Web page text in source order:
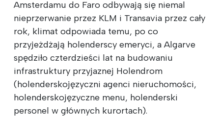
Amsterdamu do Faro odbywają się niemal
nieprzerwanie przez KLM i Transavia przez cały
rok, klimat odpowiada temu, po co
przyjeżdżają holenderscy emeryci, a Algarve
spędziło czterdzieści lat na budowaniu
infrastruktury przyjaznej Holendrom
(holenderskojęzyczni agenci nieruchomości,
holenderskojęzyczne menu, holenderski
personel w głównych kurortach).